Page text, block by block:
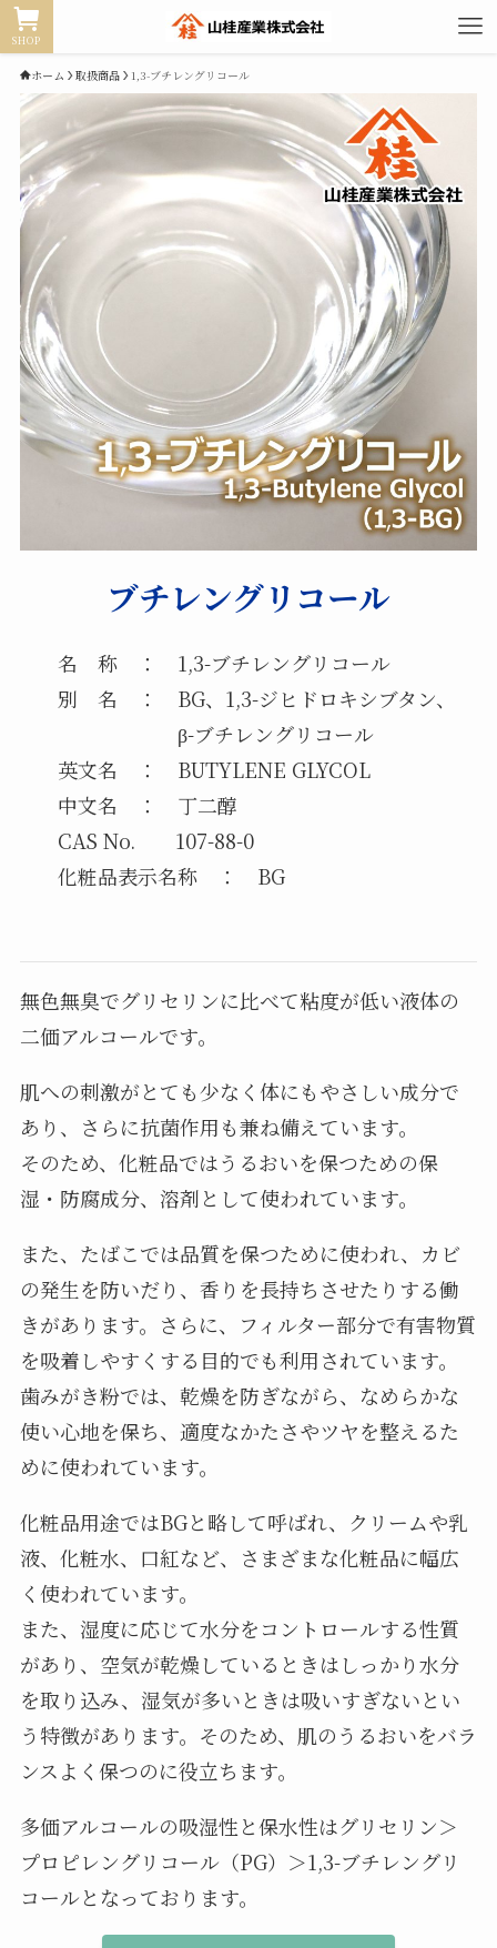
SHOP
ホーム 取扱商品 1,3-ブチレングリコール
ブチレングリコール
名 称 ： 1,3-ブチレングリコール
別 名 ： BG、1,3-ジヒドロキシブタン、
β-ブチレングリコール
英文名 ： BUTYLENE GLYCOL
中文名 ： 丁二醇
CAS No. 107-88-0
化粧品表示名称 ： BG
無色無臭でグリセリンに比べて粘度が低い液体の
二価アルコールです。
肌への刺激がとても少なく体にもやさしい成分で
あり、さらに抗菌作用も兼ね備えています。
そのため、化粧品ではうるおいを保つための保
湿・防腐成分、溶剤として使われています。
また、たばこでは品質を保つために使われ、カビ
の発生を防いだり、香りを長持ちさせたりする働
きがあります。さらに、フィルター部分で有害物質
を吸着しやすくする目的でも利用されています。
歯みがき粉では、乾燥を防ぎながら、なめらかな
使い心地を保ち、適度なかたさやツヤを整えるた
めに使われています。
化粧品用途ではBGと略して呼ばれ、クリームや乳
液、化粧水、口紅など、さまざまな化粧品に幅広
く使われています。
また、湿度に応じて水分をコントロールする性質
があり、空気が乾燥しているときはしっかり水分
を取り込み、湿気が多いときは吸いすぎないとい
う特徴があります。そのため、肌のうるおいをバラ
ンスよく保つのに役立ちます。
多価アルコールの吸湿性と保水性はグリセリン＞
プロピレングリコール（PG）＞1,3-ブチレングリ
コールとなっております。